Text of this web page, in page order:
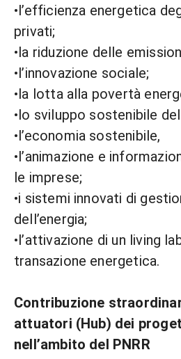
•l’efficienza energetica
privati;
•la riduzione delle
•l’innovazione sociale;
•la lotta alla povertà
•lo sviluppo sostenibile
•l’economia sostenibile,
•l’animazione e
le imprese;
•i sistemi innovati di
dell’energia;
•l’attivazione di un living
transazione energetica.
Contribuzione
attuatori (Hub) dei
nell’ambito del PNRR